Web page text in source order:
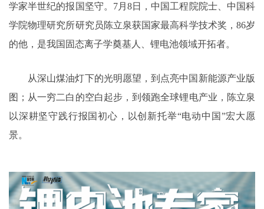
学家半世纪的报国坚守。7月8日，中国工程院院士、中国科
学院物理研究所研究员陈立泉获国家最高科学技术奖，86岁
的他，是我国固态离子学奠基人、锂电池领域开拓者。
从深山煤油灯下的光明愿望，到点亮中国新能源产业版
图；从一穷二白的空白起步，到领跑全球锂电产业，陈立泉
以深耕坚守践行报国初心，以创新托举“电动中国”宏大愿
景。